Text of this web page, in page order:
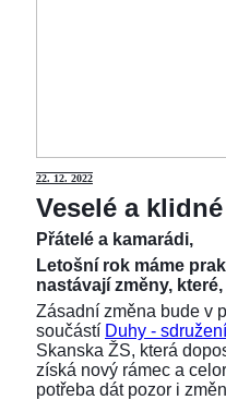
22. 12. 2022
Veselé a
Přátelé a kamarádi,
Letošní rok máme
nastávají změny,
Zásadní změna bude v
součástí Duhy -
Skanska ŽS, která
získá nový rámec a
potřeba dát pozor i